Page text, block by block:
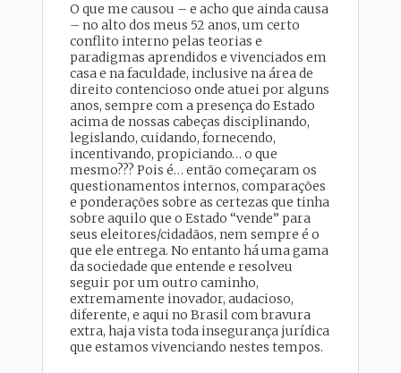
O que me causou – e acho que ainda causa
– no alto dos meus 52 anos, um certo
conflito interno pelas teorias e
paradigmas aprendidos e vivenciados em
casa e na faculdade, inclusive na área de
direito contencioso onde atuei por alguns
anos, sempre com a presença do Estado
acima de nossas cabeças disciplinando,
legislando, cuidando, fornecendo,
incentivando, propiciando… o que
mesmo??? Pois é… então começaram os
questionamentos internos, comparações
e ponderações sobre as certezas que tinha
sobre aquilo que o Estado “vende” para
seus eleitores/cidadãos, nem sempre é o
que ele entrega. No entanto há uma gama
da sociedade que entende e resolveu
seguir por um outro caminho,
extremamente inovador, audacioso,
diferente, e aqui no Brasil com bravura
extra, haja vista toda insegurança jurídica
que estamos vivenciando nestes tempos.